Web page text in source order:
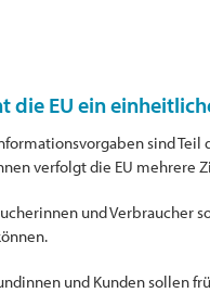
die EU ein
sind Teil
verfolgt die EU mehrere
und Verbraucher
und Kunden sollen